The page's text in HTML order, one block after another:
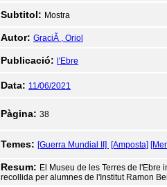
Subtitol: Mostra
Autor: GraciÃ , Oriol
Publicació: l'Ebre
Data: 11/06/2021
Pàgina: 38
Temes: [Guerra Mundial II] [Amposta]
Resum: El Museu de les Terres de l'Ebre
recollida per alumnes de l'Institut Ramon